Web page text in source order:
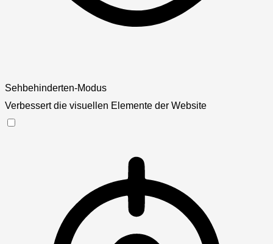
Sehbehinderten-Modus
Verbessert die visuellen Elemente der Website